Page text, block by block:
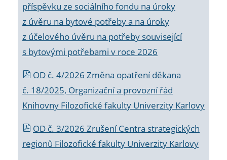
příspěvku ze sociálního fondu na úroky
z úvěru na bytové potřeby a na úroky
z účelového úvěru na potřeby související
s bytovými potřebami v roce 2026
OD č. 4/2026 Změna opatření děkana
č. 18/2025, Organizační a provozní řád
Knihovny Filozofické fakulty Univerzity Karlovy
OD č. 3/2026 Zrušení Centra strategických
regionů Filozofické fakulty Univerzity Karlovy